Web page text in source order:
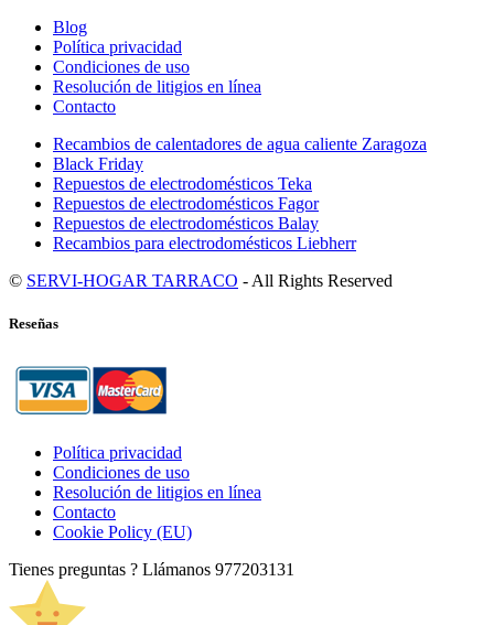
Blog
Política privacidad
Condiciones de uso
Resolución de litigios en línea
Contacto
Recambios de calentadores de agua caliente Zaragoza
Black Friday
Repuestos de electrodomésticos Teka
Repuestos de electrodomésticos Fagor
Repuestos de electrodomésticos Balay
Recambios para electrodomésticos Liebherr
© SERVI-HOGAR TARRACO - All Rights Reserved
Reseñas
Política privacidad
Condiciones de uso
Resolución de litigios en línea
Contacto
Cookie Policy (EU)
Tienes preguntas ? Llámanos 977203131